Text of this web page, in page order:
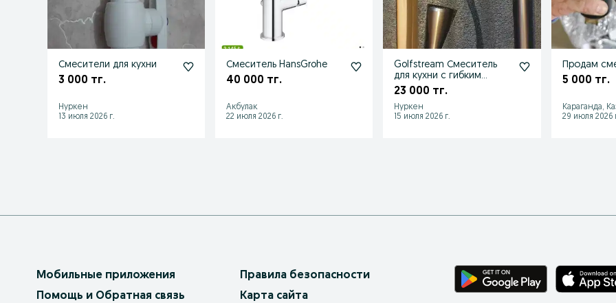
Смесители для кухни
3 000 тг.
Нуркен
13 июля 2026 г.
Смеситель HansGrohe
40 000 тг.
Акбулак
22 июля 2026 г.
Golfstream Смеситель
для кухни с гибким
изливом
23 000 тг.
Нуркен
15 июля 2026 г.
Продам
5 000 тг.
Караганда,
29 июля 2026
Мобильные приложения
Помощь и Обратная связь
Правила безопасности
Карта сайта